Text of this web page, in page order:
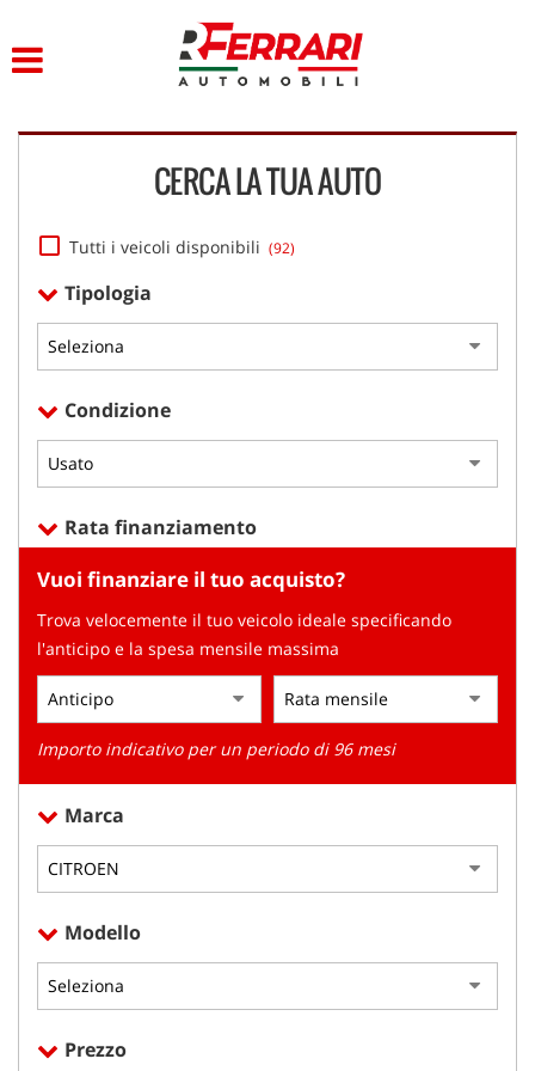
ACQUISTIAMO USATO
ASSISTENZA
CONTATTI
CERCA LA TUA AUTO
Tutti i veicoli disponibili (92)
Tipologia
Condizione
Rata finanziamento
Vuoi finanziare il tuo acquisto?
Trova velocemente il tuo veicolo ideale specificando
l'anticipo e la spesa mensile massima
Importo indicativo per un periodo di 96 mesi
Marca
Modello
Prezzo
Le
tue
consenso
pannello
ti
consente
di
esprimere
tue
preferenze
di
consenso
alle
tecnologie
di
tracciamento
che
adottiamo
per
offrire
le
funzionalità
le
attività
di
seguito
descritte.
Per
maggiori
informazioni
sull'utilità
funzionamento